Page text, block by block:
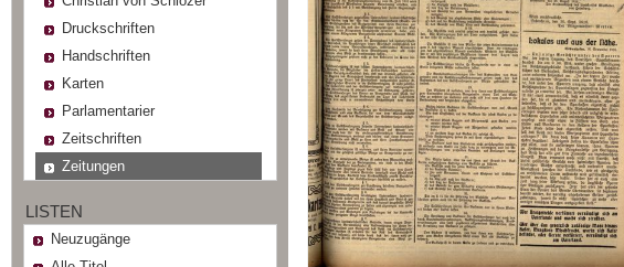
Druckschriften
Handschriften
Karten
Parlamentarier
Zeitschriften
Zeitungen
LISTEN
Neuzugänge